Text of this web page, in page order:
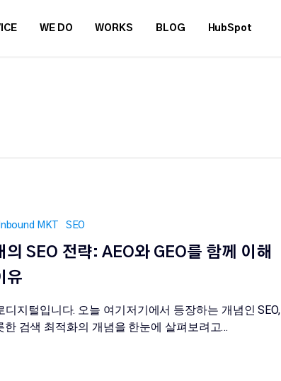
WE DO WORKS BLOG HubSpot
Inbound MKT SEO
의 SEO 전략: AEO와 GEO를 함께 이해
유
디지털입니다. 오늘 여기저기에서 등장하는 개념인 SEO,
한 검색 최적화의 개념을 한눈에 살펴보려고…